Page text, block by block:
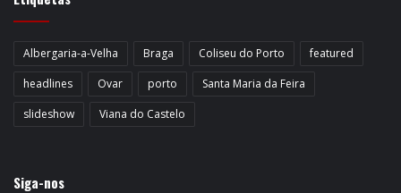
Albergaria-a-Velha Braga Coliseu do Porto
featured
headlines
Ovar porto
Santa Maria da Feira
slideshow
Viana do Castelo
Siga-nos